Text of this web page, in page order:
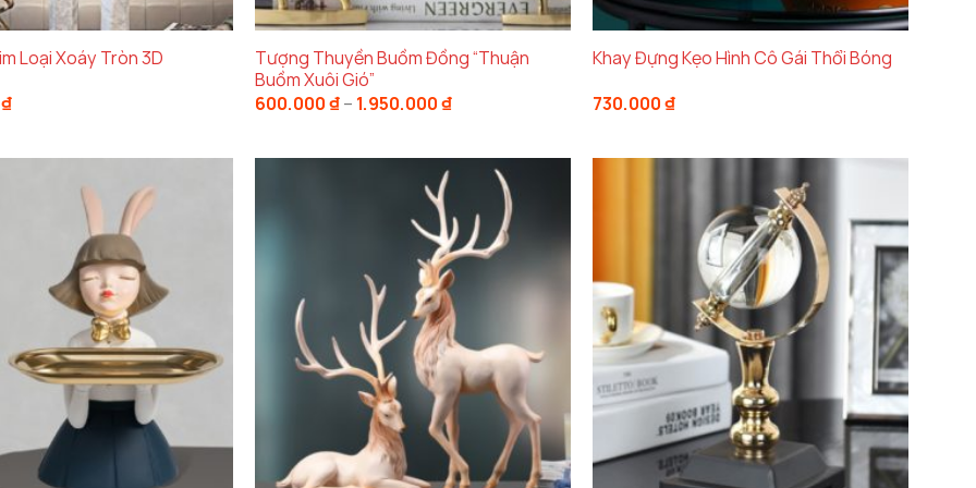
Hà Nộisở hữu thiết kế sang trọng và tinh tế. Mặt đồng hồ được làm từkim loại cao cấp mạ
thời gian. Sự kết hợp giữa kim loại vàđá cẩm thạchtạo nên một vẻ đẹp đẳng cấp, phù hợp với
37cm x 32cm, đồng hồ này sẽ là điểm nhấn tuyệt vời khi được đặt trênbàn trà,kệ tivi, hoặc bất
Thạchlà một trong những yếu tố quan trọng tạo nên sự hoàn hảo của sản phẩm này.Kim loại
không bị ảnh hưởng bởi thời gian hay tác động từ môi trường. Mặt đồng hồ sáng bóng, chống
mà còn có khả năng chống chịu lực tốt và giữ được hình dáng theo thời gian. Chất liệu này
lại một sản phẩm bền bỉ, dễ dàng chăm sóc, và luôn giữ được vẻ đẹp mới mẻ.
Loại Xoáy Tròn 3D
₫
Tượng Thuyền Buồm Đồng “Thuận
Buồm Xuôi Gió”
600.000₫– 1.950.000₫Khoảng
600.000 ₫
1.950.000 ₫
Khay Đựng Kẹo Hình Cô Gái Thổi Bóng
730.000₫